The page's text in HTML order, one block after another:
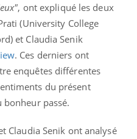
, ont expliqué les deux
(University College
et Claudia Senik
. Ces derniers ont ​​
enquêtes différentes
du présent
passé.
Claudia Senik ont ​​analysé